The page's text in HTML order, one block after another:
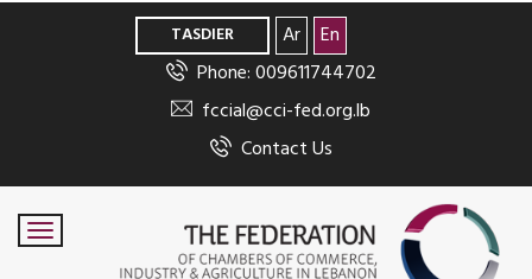
TASDIER Ar
En
Phone: 009611744702
fccial@cci-fed.org.lb
Contact Us